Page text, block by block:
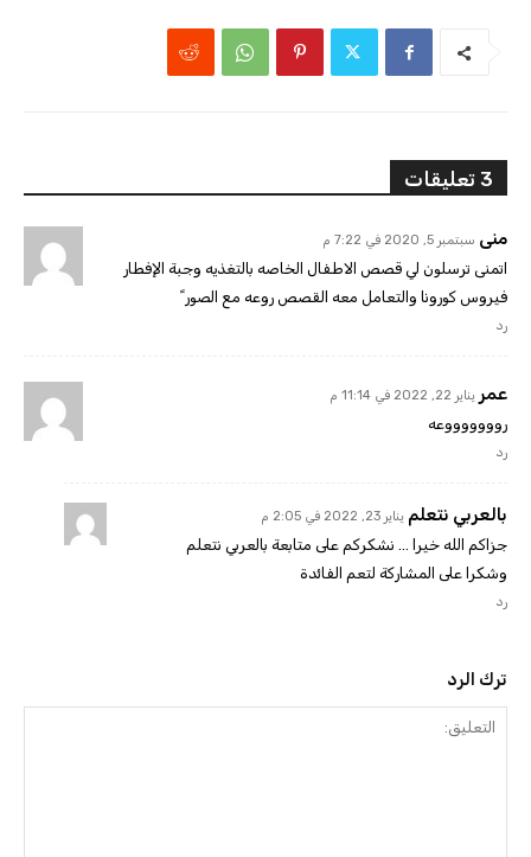
3 تعليقات
منى سبتمبر 5, 2020 في 7:22 م
اتمنى ترسلون لي قصص الاطفال الخاصه بالتغذيه وجبة الإفطار
فيروس كورونا والتعامل معه القصص روعه مع الصور ً
رد
عمر يناير 22, 2022 في 11:14 م
روووووووعه
رد
بالعربي نتعلم يناير 23, 2022 في 2:05 م
جزاكم الله خيرا … نشكركم على متابعة بالعربي نتعلم
وشكرا على المشاركة لتعم الفائدة
رد
ترك الرد